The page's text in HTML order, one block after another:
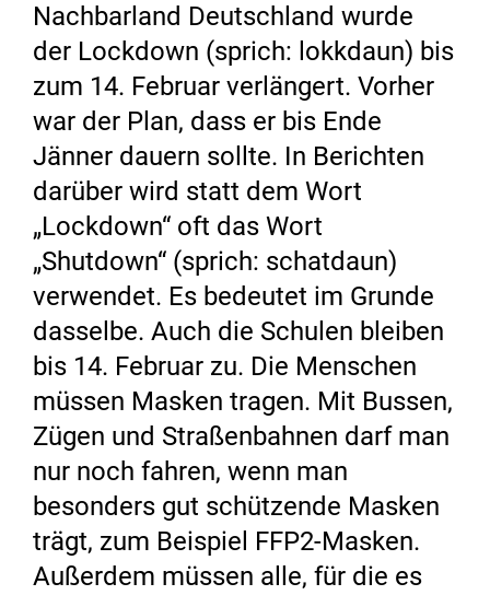
Nachbarland Deutschland wurde
der Lockdown (sprich: lokkdaun) bis
zum 14. Februar verlängert. Vorher
war der Plan, dass er bis Ende
Jänner dauern sollte. In Berichten
darüber wird statt dem Wort
„Lockdown“ oft das Wort
„Shutdown“ (sprich: schatdaun)
verwendet. Es bedeutet im Grunde
dasselbe. Auch die Schulen bleiben
bis 14. Februar zu. Die Menschen
müssen Masken tragen. Mit Bussen,
Zügen und Straßenbahnen darf man
nur noch fahren, wenn man
besonders gut schützende Masken
trägt, zum Beispiel FFP2-Masken.
Außerdem müssen alle, für die es